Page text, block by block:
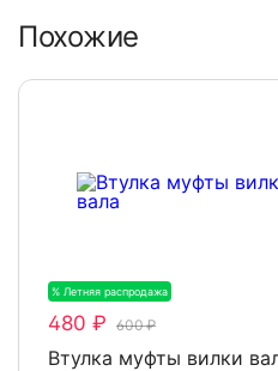
Похожие
% Летняя распродажа
480 ₽ 600 ₽
Втулка муфты вилки